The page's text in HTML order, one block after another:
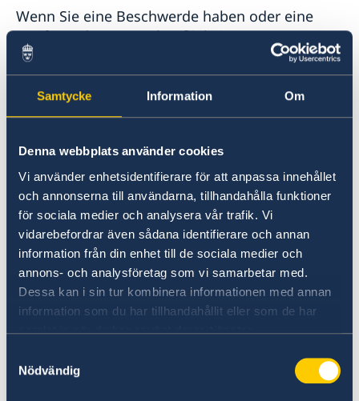
Samtycke Information Om
Denna webbplats använder cookies
Vi använder enhetsidentifierare för att anpassa innehållet
och annonserna till användarna, tillhandahålla funktioner
för sociala medier och analysera vår trafik. Vi
vidarebefordrar även sådana identifierare och annan
information från din enhet till de sociala medier och
annons- och analysföretag som vi samarbetar med.
Dessa kan i sin tur kombinera informationen med annan
information som du har tillhandahållit eller som de har
samlat in när du har använt deras tjänster.
Nödvändig
Wenn Sie eine Beschwerde haben oder eine
Straftat oder Unregelmäßigkeit im
Zusammenhang mit der Tätigkeit des
schwedischen Auswärtigen Dienstes vermuten,
können Sie dies dem schwedischen
Außenministerium melden.
Beschwerde gegen den Auswärtigen
Dienst einreichen (Englisch)
Verdacht einer Straftat oder andere
Unregelmäßigkeiten melden (Englisch)